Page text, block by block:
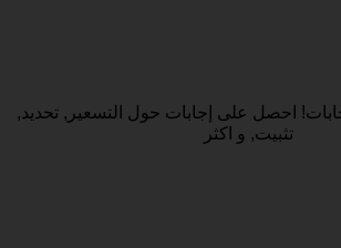
احصل على إجابات حول التسعير, تحديد,
تثبيت, و اكثر